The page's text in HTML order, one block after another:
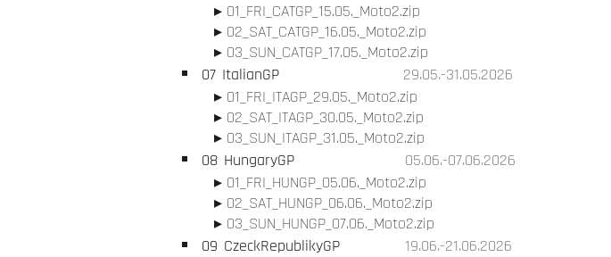
01_FRI_CATGP_15.05._Moto2.zip
02_SAT_CATGP_16.05._Moto2.zip
03_SUN_CATGP_17.05._Moto2.zip
07 ItalianGP
29.05.-31.05.2026
01_FRI_ITAGP_29.05._Moto2.zip
02_SAT_ITAGP_30.05._Moto2.zip
03_SUN_ITAGP_31.05._Moto2.zip
08 HungaryGP
05.06.-07.06.2026
01_FRI_HUNGP_05.06._Moto2.zip
02_SAT_HUNGP_06.06._Moto2.zip
03_SUN_HUNGP_07.06._Moto2.zip
09 CzeckRepublikyGP
19.06.-21.06.2026